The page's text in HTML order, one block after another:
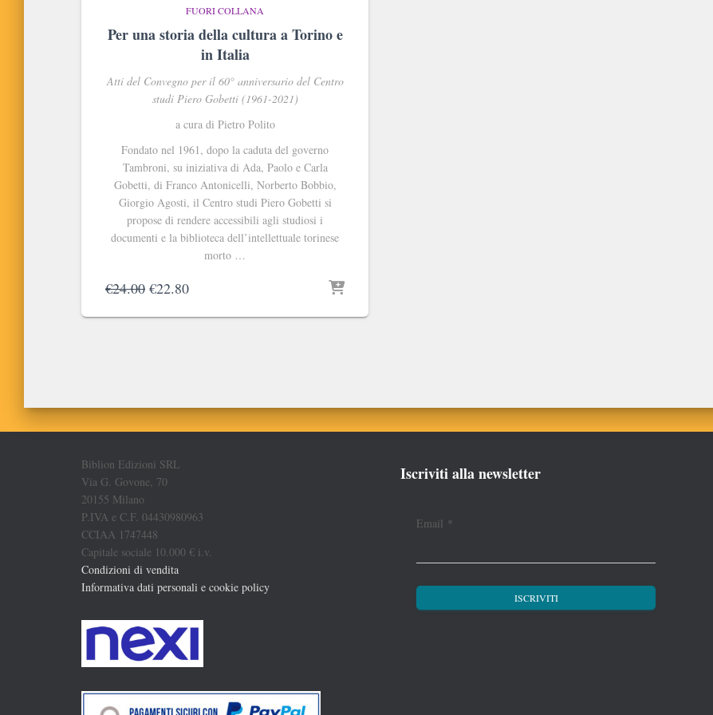
FUORI COLLANA
Per una storia della cultura a Torino e
in Italia
Atti del Convegno per il 60° anniversario del Centro
studi Piero Gobetti (1961-2021)
a cura di Pietro Polito
Fondato nel 1961, dopo la caduta del governo
Tambroni, su iniziativa di Ada, Paolo e Carla
Gobetti, di Franco Antonicelli, Norberto Bobbio,
Giorgio Agosti, il Centro studi Piero Gobetti si
propose di rendere accessibili agli studiosi i
documenti e la biblioteca dell’intellettuale torinese
morto …
€24.00 Il
originale
€22.80Il
attuale
Biblion Edizioni SRL
Via G. Govone, 70
20155 Milano
P.IVA e C.F. 04430980963
CCIAA 1747448
Capitale sociale 10.000 € i.v.
Condizioni di vendita
Informativa dati personali e cookie policy
Iscriviti alla newsletter
Email *